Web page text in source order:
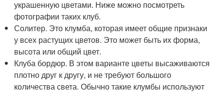
украшенную цветами. Ниже можно посмотреть
фотографии таких клуб.
Солитер. Это клумба, которая имеет общие признаки
у всех растущих цветов. Это может быть их форма,
высота или общий цвет.
Клуба бордюр. В этом варианте цветы высаживаются
плотно друг к другу, и не требуют большого
количества света. Обычно такие клумбы используют